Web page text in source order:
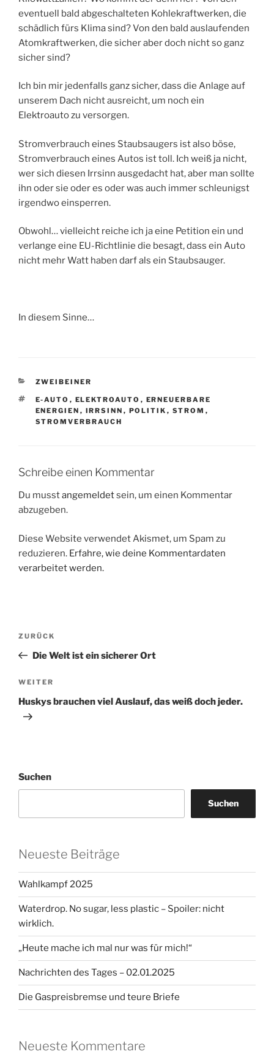
eventuell bald abgeschalteten Kohlekraftwerken, die
schädlich fürs Klima sind? Von den bald auslaufenden
Atomkraftwerken, die sicher aber doch nicht so ganz
sicher sind?
Ich bin mir jedenfalls ganz sicher, dass die Anlage auf
unserem Dach nicht ausreicht, um noch ein
Elektroauto zu versorgen.
Stromverbrauch eines Staubsaugers ist also böse,
Stromverbrauch eines Autos ist toll. Ich weiß ja nicht,
wer sich diesen Irrsinn ausgedacht hat, aber man sollte
ihn oder sie oder es oder was auch immer schleunigst
irgendwo einsperren.
Obwohl… vielleicht reiche ich ja eine Petition ein und
verlange eine EU-Richtlinie die besagt, dass ein Auto
nicht mehr Watt haben darf als ein Staubsauger.
In diesem Sinne…
KATEGORIEN
ZWEIBEINER
SCHLAGWÖRTER
E-AUTO , ELEKTROAUTO , ERNEUERBARE
ENERGIEN , IRRSINN , POLITIK , STROM ,
STROMVERBRAUCH
Schreibe einen Kommentar
Du musstangemeldetsein, um einen Kommentar
abzugeben.
Diese Website verwendet Akismet, um Spam zu
reduzieren. Erfahre, wie deine Kommentardaten
verarbeitet werden.
Beitragsnavigation
Vorheriger
Beitrag
ZURÜCK
Die Welt ist ein sicherer Ort
Nächster
Beitrag
WEITER
Huskys brauchen viel Auslauf, das weiß doch jeder.
Suchen
Suchen
Neueste Beiträge
Wahlkampf 2025
Waterdrop. No sugar, less plastic – Spoiler: nicht
wirklich.
„Heute mache ich mal nur was für mich!“
Nachrichten des Tages – 02.01.2025
Die Gaspreisbremse und teure Briefe
Neueste Kommentare